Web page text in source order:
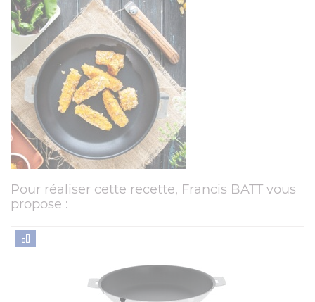
Pour réaliser cette recette, Francis BATT vous
propose :